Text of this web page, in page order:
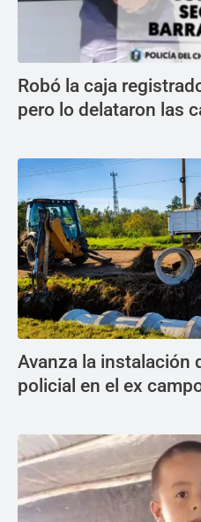
Robó la caja
pero lo delataron las
Avanza la instalación
policial en el ex